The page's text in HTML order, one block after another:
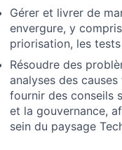
Gérer et livrer de
envergure, y
priorisation, les
Résoudre des
analyses des
fournir des conseils
et la gouvernance,
sein du paysage